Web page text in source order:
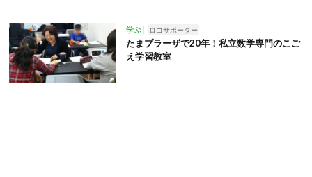
学ぶ ロコサポーター
たまプラーザで20年！私立数学専門のこご
え学習教室